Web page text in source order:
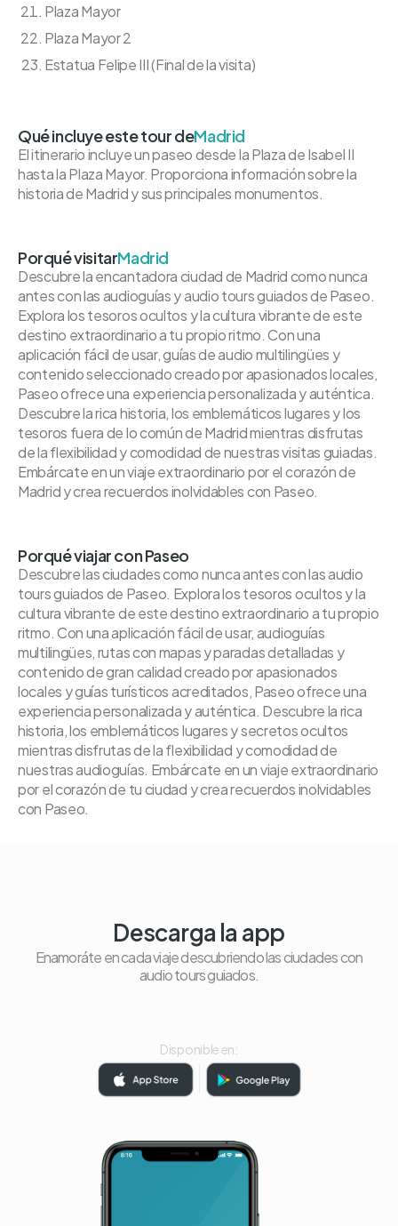
Plaza Mayor
Plaza Mayor 2
Estatua Felipe III (Final de la visita)
Qué incluye este tour deMadrid
El itinerario incluye un paseo desde la Plaza de Isabel II
hasta la Plaza Mayor. Proporciona información sobre la
historia de Madrid y sus principales monumentos.
Porqué visitarMadrid
Descubre la encantadora ciudad de Madrid como nunca
antes con las audioguías y audio tours guiados de Paseo.
Explora los tesoros ocultos y la cultura vibrante de este
destino extraordinario a tu propio ritmo. Con una
aplicación fácil de usar, guías de audio multilingües y
contenido seleccionado creado por apasionados locales,
Paseo ofrece una experiencia personalizada y auténtica.
Descubre la rica historia, los emblemáticos lugares y los
tesoros fuera de lo común de Madrid mientras disfrutas
de la flexibilidad y comodidad de nuestras visitas guiadas.
Embárcate en un viaje extraordinario por el corazón de
Madrid y crea recuerdos inolvidables con Paseo.
Porqué viajar con Paseo
Descubre las ciudades como nunca antes con las audio
tours guiados de Paseo. Explora los tesoros ocultos y la
cultura vibrante de este destino extraordinario a tu propio
ritmo. Con una aplicación fácil de usar, audioguías
multilingües, rutas con mapas y paradas detalladas y
contenido de gran calidad creado por apasionados
locales y guías turísticos acreditados, Paseo ofrece una
experiencia personalizada y auténtica. Descubre la rica
historia, los emblemáticos lugares y secretos ocultos
mientras disfrutas de la flexibilidad y comodidad de
nuestras audioguías. Embárcate en un viaje extraordinario
por el corazón de tu ciudad y crea recuerdos inolvidables
con Paseo.
Descarga la app
Enamoráte en cada viaje descubriendo las ciudades con
audio tours guiados.
Disponible en: